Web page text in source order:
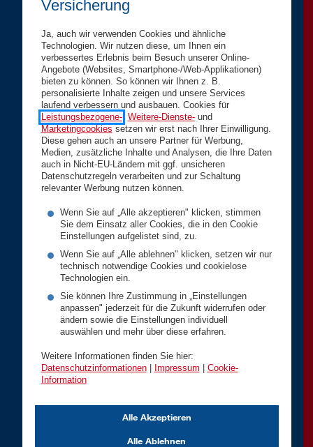
Versicherung
Ja, auch wir verwenden Cookies und ähnliche
Technologien. Wir nutzen diese, um Ihnen ein
verbessertes Erlebnis beim Besuch unserer Online-
Angebote (Websites, Smartphone-/Web-Applikationen)
bieten zu können. So können wir Ihnen z. B.
personalisierte Inhalte zeigen und unsere Services
laufend verbessern und ausbauen. Cookies für
Leistungsbezogene-, Weitere-Dienste-und
Marketingcookies setzen wir erst nach Ihrer Einwilligung.
Diese gehen auch an unsere Partner für Werbung,
Medien, zusätzliche Inhalte und Analysen, die Ihre Daten
auch in Nicht-EU-Ländern mit ggf. unsicheren
Datenschutzregeln verarbeiten und zur Schaltung
relevanter Werbung nutzen können.
Wenn Sie auf „Alle akzeptieren" klicken, stimmen
Sie dem Einsatz aller Cookies, die in den Cookie
Einstellungen aufgelistet sind, zu.
Wenn Sie auf „Alle ablehnen" klicken, setzen wir nur
technisch notwendige Cookies und cookielose
Technologien ein.
Sie können Ihre Zustimmung in „Einstellungen
anpassen" jederzeit für die Zukunft widerrufen oder
ändern sowie die Einstellungen individuell
auswählen und mehr über diese erfahren.
Weitere Informationen finden Sie hier:
Datenschutzinformationen| Impressum
Cookie-
Information
Alle Ablehnen
Alle Akzeptieren